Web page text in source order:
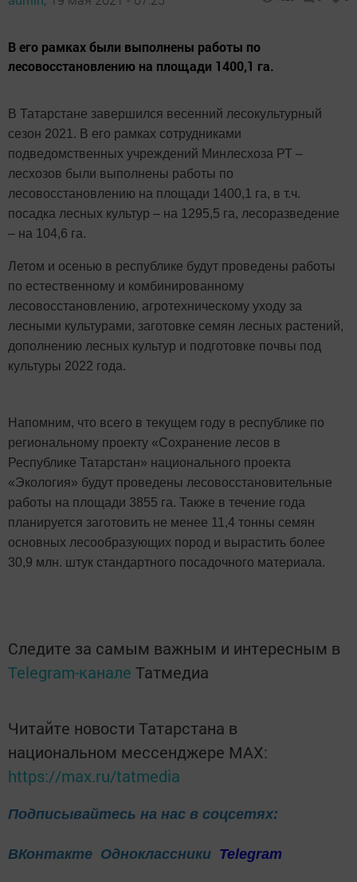
В его рамках были выполнены работы по
лесовосстановлению на площади 1400,1 га.
В Татарстане завершился весенний лесокультурный
сезон 2021. В его рамках сотрудниками
подведомственных учреждений Минлесхоза РТ –
лесхозов были выполнены работы по
лесовосстановлению на площади 1400,1 га, в т.ч.
посадка лесных культур – на 1295,5 га, лесоразведение
– на 104,6 га.
Летом и осенью в республике будут проведены работы
по естественному и комбинированному
лесовосстановлению, агротехническому уходу за
лесными культурами, заготовке семян лесных растений,
дополнению лесных культур и подготовке почвы под
культуры 2022 года.
Напомним, что всего в текущем году в республике по
региональному проекту «Сохранение лесов в
Республике Татарстан» национального проекта
«Экология» будут проведены лесовосстановительные
работы на площади 3855 га. Также в течение года
планируется заготовить не менее 11,4 тонны семян
основных лесообразующих пород и вырастить более
30,9 млн. штук стандартного посадочного материала.
Следите за самым важным и интересным в
Telegram-канале Татмедиа
Читайте новости Татарстана в
национальном мессенджере MАХ:
https://max.ru/tatmedia
Подписывайтесь на нас в соцсетях:
ВКонтакте Одноклассники Telegram